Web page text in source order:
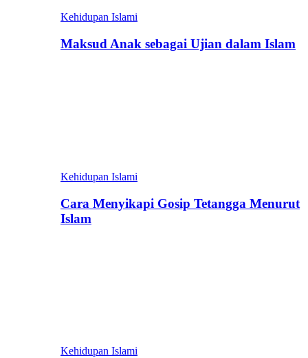
Kehidupan Islami
Maksud Anak sebagai Ujian dalam Islam
Kehidupan Islami
Cara Menyikapi Gosip Tetangga Menurut
Islam
Kehidupan Islami